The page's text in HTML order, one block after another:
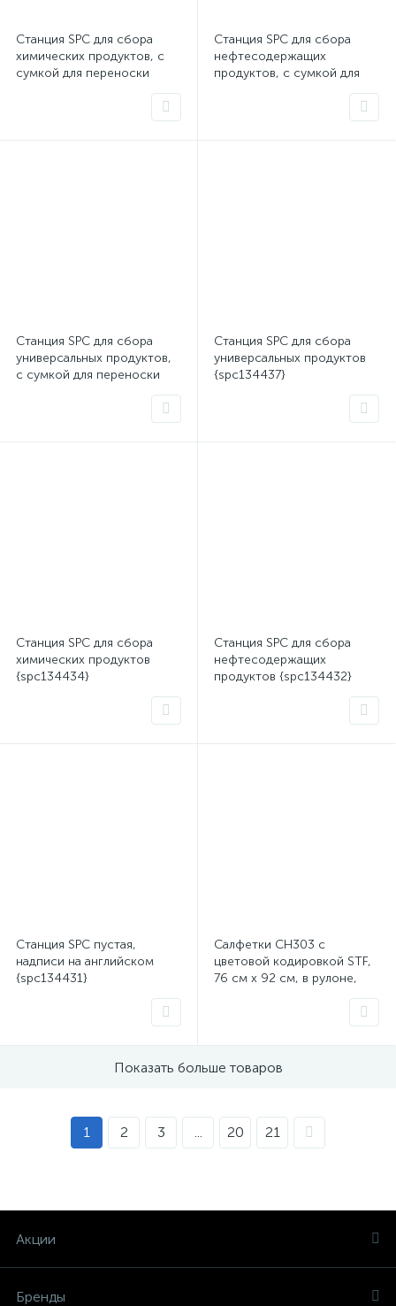
Станция SPC для сбора
химических продуктов, с
сумкой для переноски
Станция SPC для сбора
нефтесодержащих
продуктов, с сумкой для
переноски {spc134433}
Станция SPC для сбора
универсальных продуктов,
с сумкой для переноски
Станция SPC для сбора
универсальных продуктов
{spc134437}
Станция SPC для сбора
химических продуктов
{spc134434}
Станция SPC для сбора
нефтесодержащих
продуктов {spc134432}
Станция SPC пустая,
надписи на английском
{spc134431}
Салфетки CH303 с
цветовой кодировкой STF,
76 см х 92 см, в рулоне,
Показать больше товаров
1 2 3 ... 20 21
Акции
Бренды